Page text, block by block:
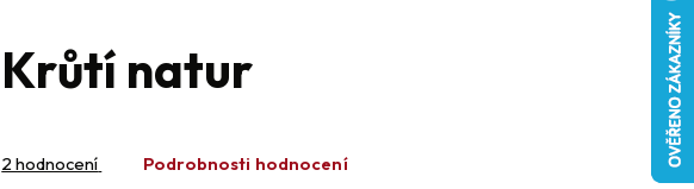
Krůtí natur
hodnocení
produktu
2 hodnocení Podrobnosti hodnocení